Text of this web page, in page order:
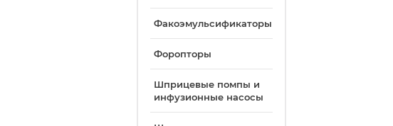
Факоэмульсификаторы
Форопторы
Шприцевые помпы и
инфузионные насосы